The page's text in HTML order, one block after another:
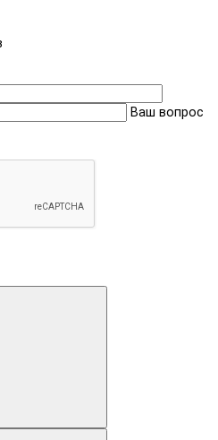
Ваш вопрос